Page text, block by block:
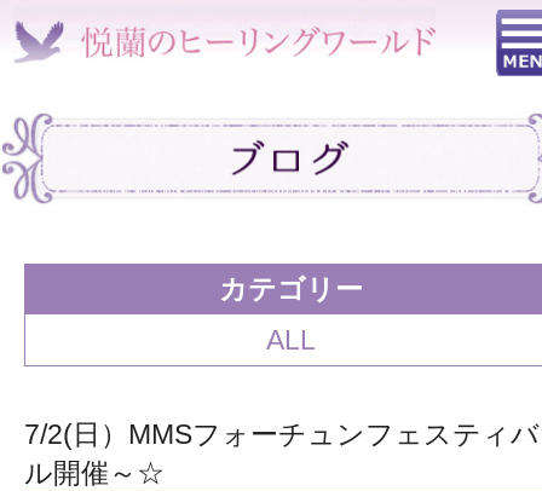
カテゴリー
ALL
7/2(日）MMSフォーチュンフェスティバ
ル開催～☆